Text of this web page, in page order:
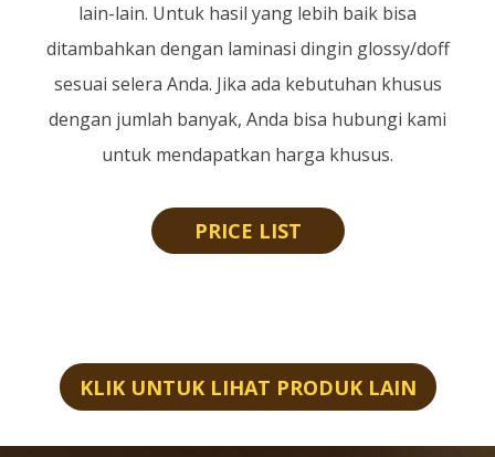
lain-lain. Untuk hasil yang lebih baik bisa
ditambahkan dengan laminasi dingin glossy/doff
sesuai selera Anda. Jika ada kebutuhan khusus
dengan jumlah banyak, Anda bisa hubungi kami
untuk mendapatkan harga khusus.
PRICE LIST
KLIK UNTUK LIHAT PRODUK LAIN